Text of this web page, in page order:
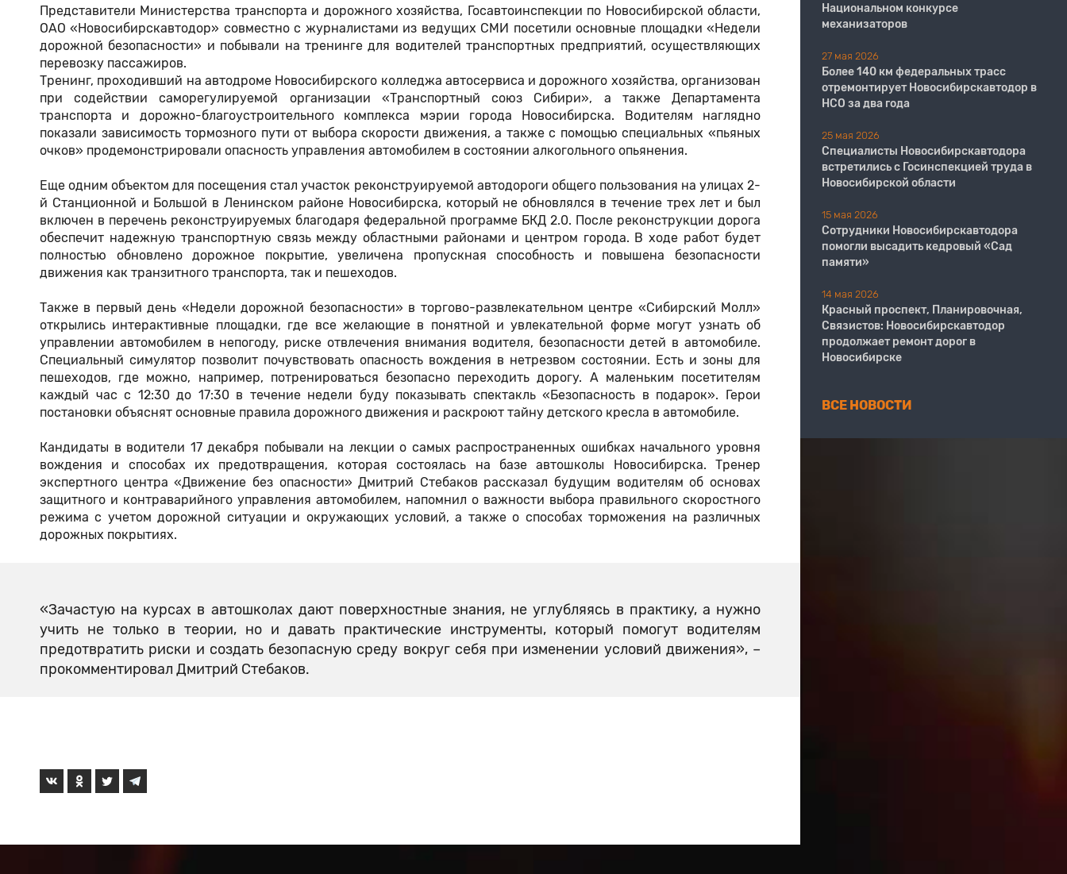
Представители Министерства транспорта и дорожного хозяйства, Госавтоинспекции по Новосибирской области,
ОАО «Новосибирскавтодор» совместно с журналистами из ведущих СМИ посетили основные площадки «Недели
дорожной безопасности» и побывали на тренинге для водителей транспортных предприятий, осуществляющих
перевозку пассажиров.
Тренинг, проходивший на автодроме Новосибирского колледжа автосервиса и дорожного хозяйства, организован
при содействии саморегулируемой организации «Транспортный союз Сибири», а также Департамента
транспорта и дорожно-благоустроительного комплекса мэрии города Новосибирска. Водителям наглядно
показали зависимость тормозного пути от выбора скорости движения, а также с помощью специальных «пьяных
очков» продемонстрировали опасность управления автомобилем в состоянии алкогольного опьянения.
Еще одним объектом для посещения стал участок реконструируемой автодороги общего пользования на улицах 2-
й Станционной и Большой в Ленинском районе Новосибирска, который не обновлялся в течение трех лет и был
включен в перечень реконструируемых благодаря федеральной программе БКД 2.0. После реконструкции дорога
обеспечит надежную транспортную связь между областными районами и центром города. В ходе работ будет
полностью обновлено дорожное покрытие, увеличена пропускная способность и повышена безопасности
движения как транзитного транспорта, так и пешеходов.
Также в первый день «Недели дорожной безопасности» в торгово-развлекательном центре «Сибирский Молл»
открылись интерактивные площадки, где все желающие в понятной и увлекательной форме могут узнать об
управлении автомобилем в непогоду, риске отвлечения внимания водителя, безопасности детей в автомобиле.
Специальный симулятор позволит почувствовать опасность вождения в нетрезвом состоянии. Есть и зоны для
пешеходов, где можно, например, потренироваться безопасно переходить дорогу. А маленьким посетителям
каждый час с 12:30 до 17:30 в течение недели буду показывать спектакль «Безопасность в подарок». Герои
постановки объяснят основные правила дорожного движения и раскроют тайну детского кресла в автомобиле.
Кандидаты в водители 17 декабря побывали на лекции о самых распространенных ошибках начального уровня
вождения и способах их предотвращения, которая состоялась на базе автошколы Новосибирска. Тренер
экспертного центра «Движение без опасности» Дмитрий Стебаков рассказал будущим водителям об основах
защитного и контраварийного управления автомобилем, напомнил о важности выбора правильного скоростного
режима с учетом дорожной ситуации и окружающих условий, а также о способах торможения на различных
дорожных покрытиях.
«Зачастую на курсах в автошколах дают поверхностные знания, не углубляясь в практику, а нужно
учить не только в теории, но и давать практические инструменты, который помогут водителям
предотвратить риски и создать безопасную среду вокруг себя при изменении условий движения», –
прокомментировал Дмитрий Стебаков.
Национальном конкурсе
механизаторов
27 мая 2026
Более 140 км федеральных трасс
отремонтирует Новосибирскавтодор в
НСО за два года
25 мая 2026
Специалисты Новосибирскавтодора
встретились с Госинспекцией труда в
Новосибирской области
15 мая 2026
Сотрудники Новосибирскавтодора
помогли высадить кедровый «Сад
памяти»
14 мая 2026
Красный проспект, Планировочная,
Связистов: Новосибирскавтодор
продолжает ремонт дорог в
Новосибирске
ВСЕ НОВОСТИ